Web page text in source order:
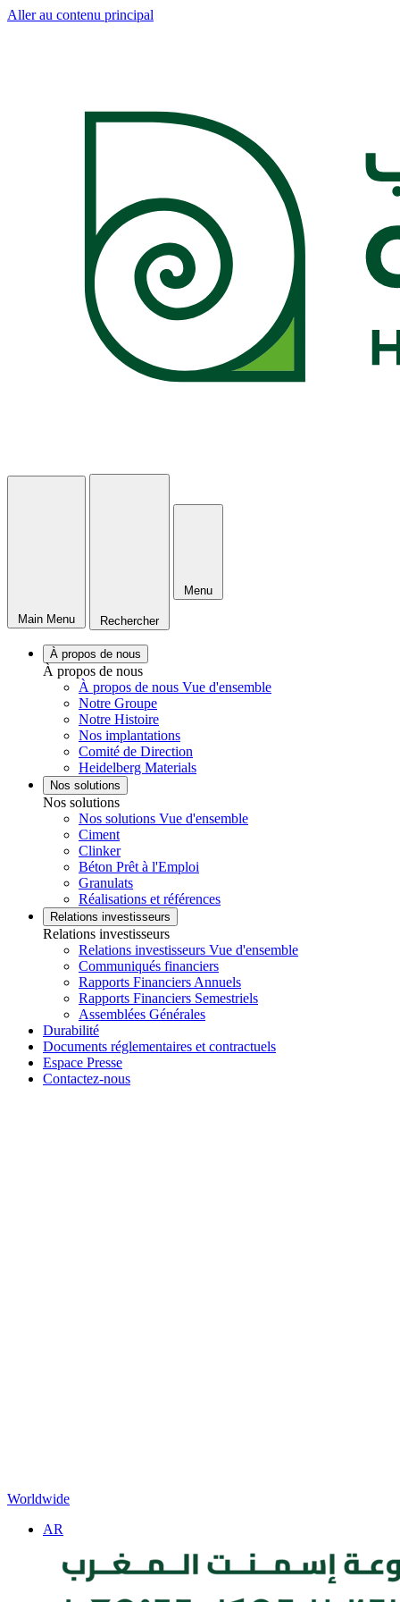
Aller au contenu principal
Main Menu Rechercher
Menu
À propos de nous
À propos de nous
À propos de nous Vue d'ensemble
Notre Groupe
Notre Histoire
Nos implantations
Comité de Direction
Heidelberg Materials
Nos solutions
Nos solutions
Nos solutions Vue d'ensemble
Ciment
Clinker
Béton Prêt à l'Emploi
Granulats
Réalisations et références
Relations investisseurs
Relations investisseurs
Relations investisseurs Vue d'ensemble
Communiqués financiers
Rapports Financiers Annuels
Rapports Financiers Semestriels
Assemblées Générales
Durabilité
Documents réglementaires et contractuels
Espace Presse
Contactez-nous
Worldwide
AR